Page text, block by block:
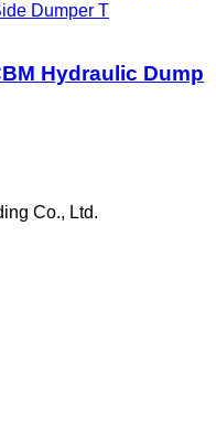
Dumper T
Hydraulic Dump
Co., Ltd.